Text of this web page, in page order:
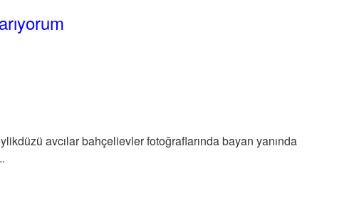
avcılar bahçelievler fotoğraflarında bayan yanında